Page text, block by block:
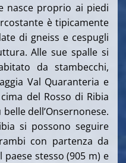
nasce proprio ai piedi
è tipicamente
di gneiss e cespugli
Alle sue spalle si
da stambecchi,
Val Quaranteria e
del Rosso di Ribia
dell’Onsernonese.
si possono seguire
con partenza da
stesso (905 m) e